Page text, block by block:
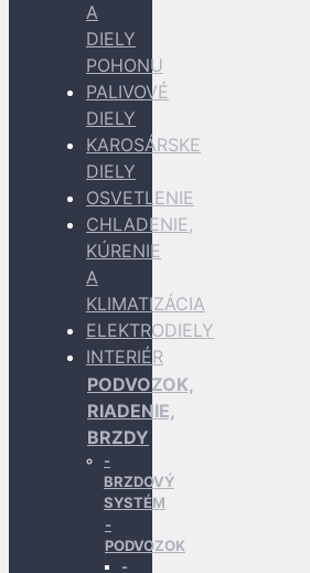
A
DIELY
POHONU
PALIVOVÉ
DIELY
KAROSÁRSKE
DIELY
OSVETLENIE
CHLADENIE,
KÚRENIE
A
KLIMATIZÁCIA
ELEKTRODIELY
INTERIÉR
PODVOZOK,
RIADENIE,
BRZDY
BRZDOVÝ
SYSTÉM
PODVOZOK